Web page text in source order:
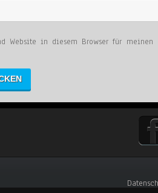
Website in diesem Browser für meinen